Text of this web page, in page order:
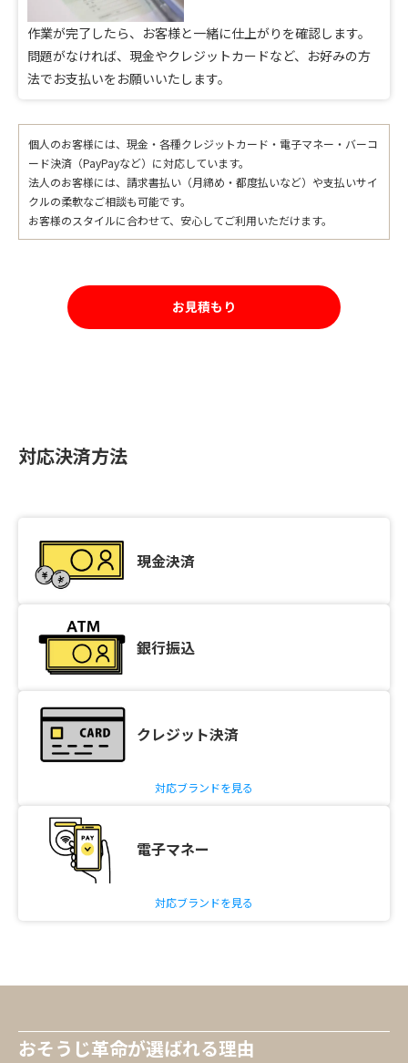
作業が完了したら、お客様と一緒に仕上がりを確認します。
問題がなければ、現金やクレジットカードなど、お好みの方
法でお支払いをお願いいたします。
個人のお客様には、現金・各種クレジットカード・電子マネー・バーコ
ード決済（PayPayなど）に対応しています。
法人のお客様には、請求書払い（月締め・都度払いなど）や支払いサイ
クルの柔軟なご相談も可能です。
お客様のスタイルに合わせて、安心してご利用いただけます。
お見積もり
対応決済方法
現金決済
銀行振込
クレジット決済
対応ブランドを見る
電子マネー
対応ブランドを見る
おそうじ革命が選ばれる理由